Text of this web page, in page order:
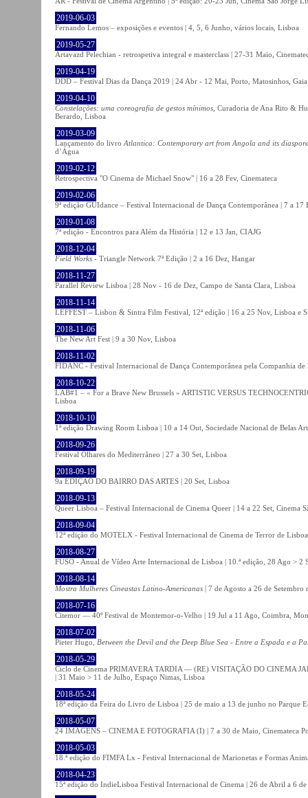
2019-06-03
Fernando Lemos – exposições e eventos | 4, 5, 6 Junho, vários locais, Lisboa
2019-05-27
Artavazd Pelechian - retrospetiva integral e masterclass | 27-31 Maio,
2019-04-19
DDD – Festival Dias da Dança 2019 | 24 Abr - 12 Mai, Porto, Matosinhos, Gaia
2019-04-10
Constelações: uma coreografia de gestos mínimos , Curadoria de Ana Rito &
Berardo, Lisboa
2019-03-09
Lançamento do livro Atlantica: Contemporary art from Angola and its
d’Água
2019-02-12
Retrospectiva "O Cinema de Michael Snow" | 16 a 28 Fev, Cinemateca
2019-02-06
9ª edição GUIdance – Festival Internacional de Dança Contemporânea | 7 a 17
2019-01-08
7ª edição - Encontros para Além da História | 12 e 13 Jan, CIAJG
2018-12-04
Field Works - Triangle Network 7ª Edição | 2 a 16 Dez, Hangar
2018-11-27
Parallel Review Lisboa | 28 Nov - 16 de Dez, Campo de Santa Clara, Lisboa
2018-11-14
LEFFEST – Lisbon & Sintra Film Festival, 12ª edição | 16 a 25 Nov, Lisboa e
2018-11-06
The New Art Fest | 9 a 30 Nov, Lisboa
2018-11-02
FIDANC - Festival Internacional de Dança Contemporânea pela Companhia
2018-10-22
LAB#1 – « For a Brave New Brussels » ARTISTIC VERSUS
Lisboa
2018-10-10
1ª edição Drawing Room Lisboa | 10 a 14 Out, Sociedade Nacional de Belas
2018-09-26
Festival Olhares do Mediterrâneo | 27 a 30 Set, Lisboa
2018-09-19
9a EDIÇÃO DO BAIRRO DAS ARTES | 20 Set, Lisboa
2018-09-13
Queer Lisboa – Festival Internacional de Cinema Queer | 14 a 22 Set, Cinema
2018-09-04
12ª edição do MOTELX - Festival Internacional de Cinema de Terror de
2018-08-27
FUSO - Anual de Vídeo Arte Internacional de Lisboa | 10.ª edição, 28 Ago > 2
2018-08-14
Mostra Mulheres Cineastas Latino-Americanas | 7 de Agosto a 26 de Setembro
2018-07-16
Citemor — 40º Festival de Montemor-o-Velho | 19 Jul a 11 Ago, Coimbra,
2018-07-02
Pieter Hugo, Between the Devil and the Deep Blue Sea - Entre a Espada e a
2018-05-29
Ciclo de Cinema PRIMAVERA TARDIA — (RE) VISITAÇÃO DO CINEMA
| 31 Maio > 11 de Julho, Espaço Nimas, Lisboa
2018-05-24
18ª edição da Feira do Livro de Lisboa | 25 de maio a 13 de junho no Parque
2018-05-07
24 IMAGENS – CINEMA E FOTOGRAFIA (I) | 7 a 30 de Maio, Cinemateca
2018-05-03
18.ª edição do FIMFA Lx - Festival Internacional de Marionetas e Formas
2018-04-23
15ª edição do IndieLisboa Festival Internacional de Cinema | 26 de Abril a 6